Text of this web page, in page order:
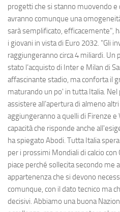
progetti che si stanno muovendo e
avranno comunque una
sarà semplificato, efficacemente",
i giovani in vista di Euro 2032. "Gli
raggiungeranno circa 4 miliardi.
stato l’acquisto di Inter e Milan di
affascinante stadio, ma conforta il
maturando un po' in tutta Italia.
assistere all’apertura di almeno
aggiungeranno a quelli di Firenze
capacità che risponde anche
ha spiegato Abodi. Tutta Italia
per i prossimi Mondiali di calcio
piace perché sollecita secondo me
appartenenza che si devono
comunque, con il dato tecnico ma
decisivi. Abbiamo una buona